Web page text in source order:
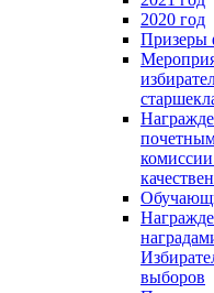
2020 год
Призеры
выборов